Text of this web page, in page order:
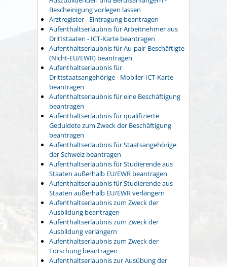
Bescheinigung vorlegen lassen
Arztregister - Eintragung beantragen
Aufenthaltserlaubnis für Arbeitnehmer aus
Drittstaaten - ICT-Karte beantragen
Aufenthaltserlaubnis für Au-pair-Beschäftigte
(Nicht-EU/EWR) beantragen
Aufenthaltserlaubnis für
Drittstaatsangehörige - Mobiler-ICT-Karte
beantragen
Aufenthaltserlaubnis für eine Beschäftigung
beantragen
Aufenthaltserlaubnis für qualifizierte
Geduldete zum Zweck der Beschäftigung
beantragen
Aufenthaltserlaubnis für Staatsangehörige
der Schweiz beantragen
Aufenthaltserlaubnis für Studierende aus
Staaten außerhalb EU/EWR beantragen
Aufenthaltserlaubnis für Studierende aus
Staaten außerhalb EU/EWR verlängern
Aufenthaltserlaubnis zum Zweck der
Ausbildung beantragen
Aufenthaltserlaubnis zum Zweck der
Ausbildung verlängern
Aufenthaltserlaubnis zum Zweck der
Forschung beantragen
Aufenthaltserlaubnis zur Ausübung der